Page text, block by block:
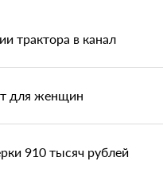
трактора в канал
для женщин
910 тысяч рублей